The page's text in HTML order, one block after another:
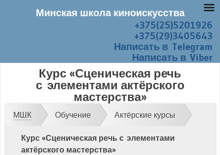
+375(25)5201926
+375(29)3405643
Написать в Telegram
Написать в Viber
Курс «Сценическая речь
с элементами актёрского
мастерства»
МШК Обучение Актёрские курсы
Курс «Сценическая речь с элементами
актёрского мастерства»
Минская школа киноискусства